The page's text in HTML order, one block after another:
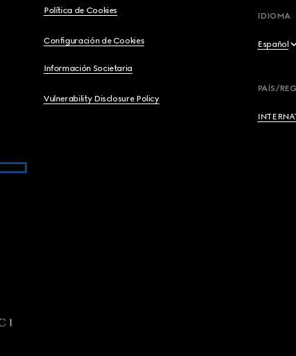
Política de Cookies
Configuración de Cookies
Información Societaria
Vulnerability Disclosure Policy
IDIOMA
Español
PAÍS/